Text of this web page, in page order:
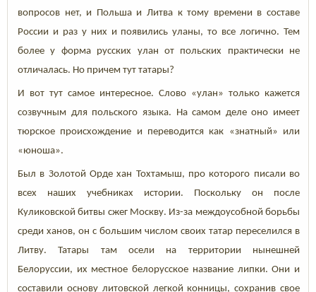
вопросов нет, и Польша и Литва к тому времени в составе
России и раз у них и появились уланы, то все логично. Тем
более у форма русских улан от польских практически не
отличалась. Но причем тут татары?
И вот тут самое интересное. Слово «улан» только кажется
созвучным для польского языка. На самом деле оно имеет
тюрское происхождение и переводится как «знатный» или
«юноша».
Был в Золотой Орде хан Тохтамыш, про которого писали во
всех наших учебниках истории. Поскольку он после
Куликовской битвы сжег Москву. Из-за междоусобной борьбы
среди ханов, он с большим числом своих татар переселился в
Литву. Татары там осели на территории нынешней
Белоруссии, их местное белорусское название липки. Они и
составили основу литовской легкой конницы, сохранив свое